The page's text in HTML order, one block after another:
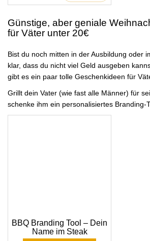
Günstige, aber geniale
für Väter unter 20€
Bist du noch mitten in der Ausbildung oder
klar, dass du nicht viel Geld ausgeben
gibt es ein paar tolle Geschenkideen für
Grillt dein Vater (wie fast alle Männer) für
schenke ihm ein personalisiertes Branding-
BBQ Branding Tool – Dein
Name im Steak